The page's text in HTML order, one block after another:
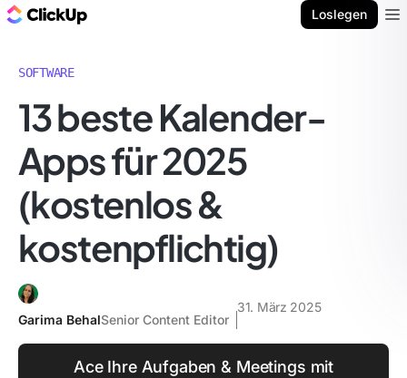
Loslegen
SOFTWARE
13 beste Kalender-
Apps für 2025
(kostenlos &
kostenpflichtig)
Garima BehalSenior Content Editor
31. März 2025
Ace Ihre Aufgaben & Meetings mit